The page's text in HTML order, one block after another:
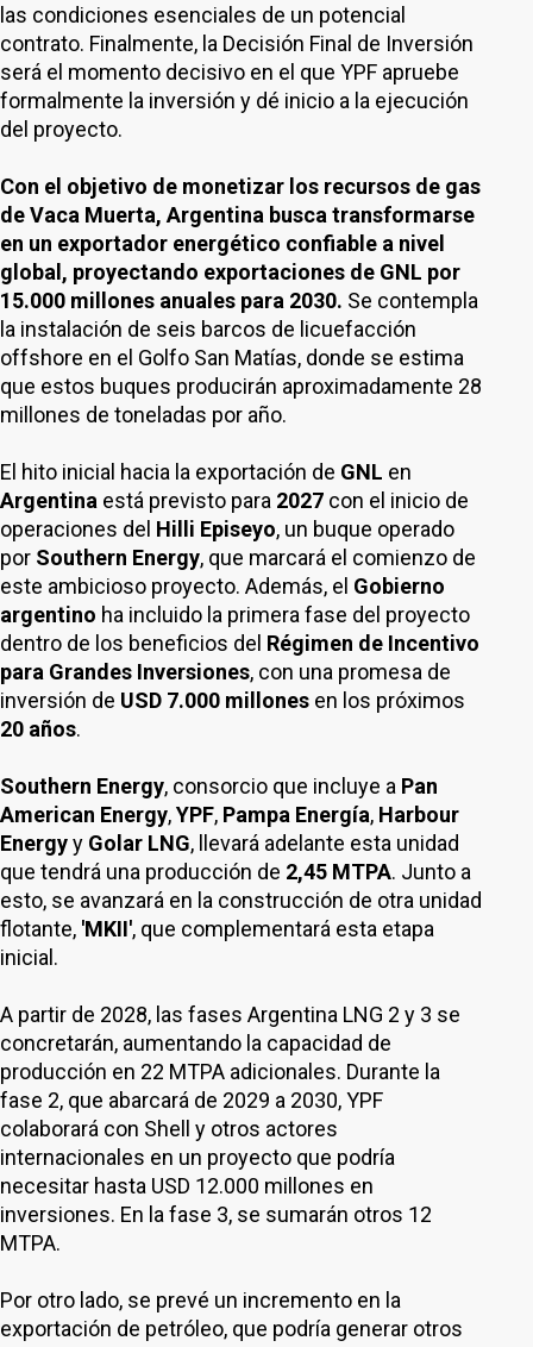
las condiciones esenciales de un potencial
contrato. Finalmente, la Decisión Final de Inversión
será el momento decisivo en el que YPF apruebe
formalmente la inversión y dé inicio a la ejecución
del proyecto.
Con el objetivo de monetizar los recursos de gas
de Vaca Muerta, Argentina busca transformarse
en un exportador energético confiable a nivel
global, proyectando exportaciones de GNL por
15.000 millones anuales para 2030. Se contempla
la instalación de seis barcos de licuefacción
offshore en el Golfo San Matías, donde se estima
que estos buques producirán aproximadamente 28
millones de toneladas por año.
El hito inicial hacia la exportación de GNL en
Argentina está previsto para 2027 con el inicio de
operaciones del Hilli Episeyo, un buque operado
por Southern Energy, que marcará el comienzo de
este ambicioso proyecto. Además, el Gobierno
argentino ha incluido la primera fase del proyecto
dentro de los beneficios del Régimen de Incentivo
para Grandes Inversiones, con una promesa de
inversión de USD 7.000 millones en los próximos
20 años.
Southern Energy, consorcio que incluye a Pan
American Energy,YPF, Pampa Energía, Harbour
Energyy Golar LNG, llevará adelante esta unidad
que tendrá una producción de 2,45 MTPA. Junto a
esto, se avanzará en la construcción de otra unidad
flotante, 'MKII', que complementará esta etapa
inicial.
A partir de 2028, las fases Argentina LNG 2 y 3 se
concretarán, aumentando la capacidad de
producción en 22 MTPA adicionales. Durante la
fase 2, que abarcará de 2029 a 2030, YPF
colaborará con Shell y otros actores
internacionales en un proyecto que podría
necesitar hasta USD 12.000 millones en
inversiones. En la fase 3, se sumarán otros 12
MTPA.
Por otro lado, se prevé un incremento en la
exportación de petróleo, que podría generar otros